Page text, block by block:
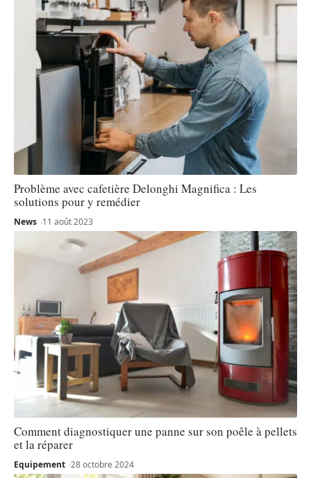
Problème avec cafetière Delonghi Magnifica : Les
solutions pour y remédier
News 11 août 2023
Comment diagnostiquer une panne sur son poêle à pellets
et la réparer
Equipement 28 octobre 2024